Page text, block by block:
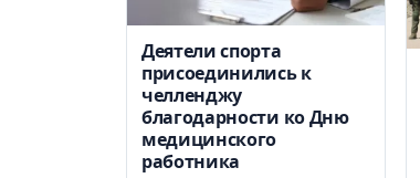
Деятели спорта
присоединились к
челленджу
благодарности ко Дню
медицинского
работника